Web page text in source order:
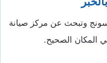
وتبحث عن مركز صيانة
المكان الصحيح.